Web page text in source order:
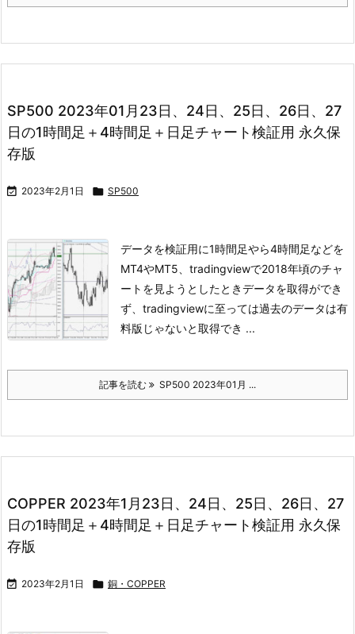
SP500 2023年01月23日、24日、25日、26日、27
日の1時間足＋4時間足＋日足チャート検証用 永久保
存版
 2023年2月1日  SP500
データを検証用に1時間足やら4時間足などを
MT4やMT5、tradingviewで2018年頃のチャ
ートを見ようとしたときデータを取得ができ
ず、 tradingviewに至っては過去のデータは有
料版じゃないと取得でき ...
記事を読む SP500 2023年01月 ...
COPPER 2023年1月23日、24日、25日、26日、27
日の1時間足＋4時間足＋日足チャート検証用 永久保
存版
 2023年2月1日  銅・COPPER